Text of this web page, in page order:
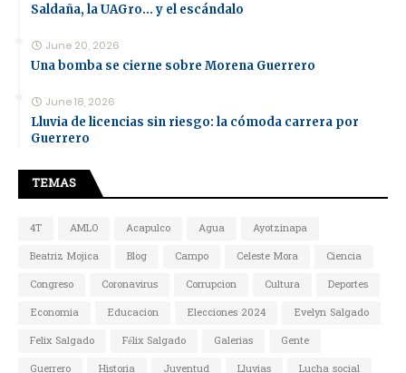
Saldaña, la UAGro... y el escándalo
June 20, 2026
Una bomba se cierne sobre Morena Guerrero
June 18, 2026
Lluvia de licencias sin riesgo: la cómoda carrera por
Guerrero
TEMAS
4T AMLO Acapulco Agua
Ayotzinapa
Beatriz Mojica
Blog Campo Celeste Mora
Ciencia
Congreso
Coronavirus Corrupcion Cultura
Deportes
Economia
Educacion Elecciones 2024
Evelyn Salgado
Felix Salgado
Félix Salgado Galerias
Gente
Guerrero
Historia Juventud Lluvias
Lucha social